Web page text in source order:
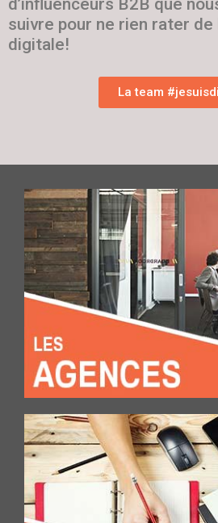
d’influenceurs B2B que
suivre pour ne rien rater de
digitale!
La team